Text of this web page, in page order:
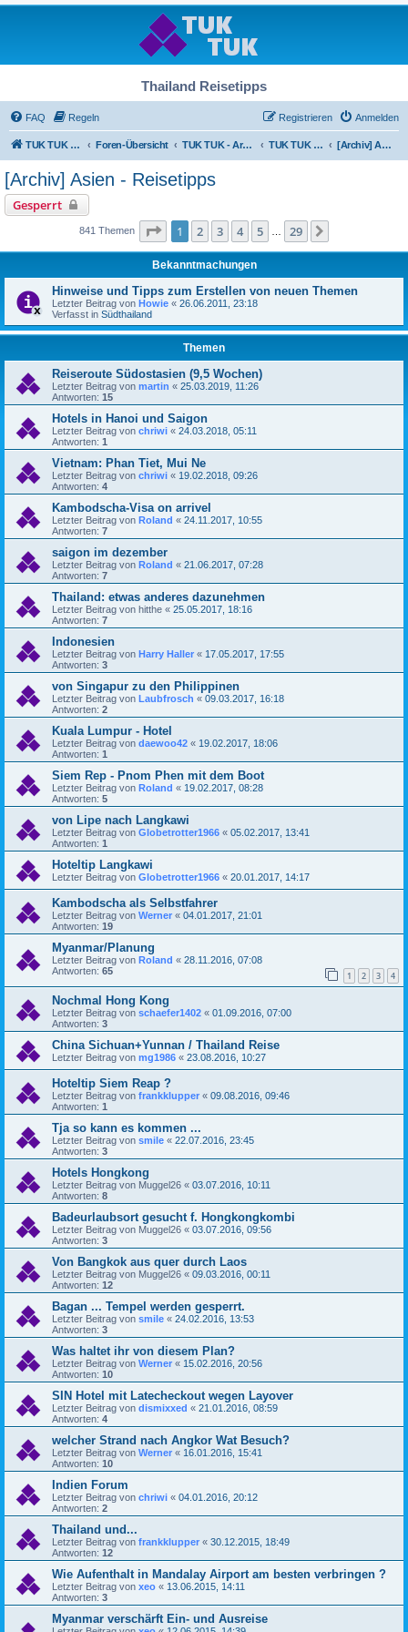
Thailand Reisetipps
FAQ Regeln Anmelden
Registrieren
TUK TUK Thailand Reisetipps Foren-Übersicht TUK TUK - Archiv TUK TUK - Archiv [Archiv] Asien - Reisetipps
[Archiv] Asien - Reisetipps
Gesperrt
841 Themen Seite 1von 29
1 2 3 4 5 29
Bekanntmachungen
Hinweise und Tipps zum Erstellen von neuen Themen
Letzter Beitrag von Howie « 26.06.2011, 23:18
Verfasst in Südthailand
Themen
Reiseroute Südostasien (9,5 Wochen)
Letzter Beitrag von martin « 25.03.2019, 11:26
Antworten: 15
Hotels in Hanoi und Saigon
Letzter Beitrag von chriwi « 24.03.2018, 05:11
Antworten: 1
Vietnam: Phan Tiet, Mui Ne
Letzter Beitrag von chriwi « 19.02.2018, 09:26
Antworten: 4
Kambodscha-Visa on arrivel
Letzter Beitrag von Roland « 24.11.2017, 10:55
Antworten: 7
saigon im dezember
Letzter Beitrag von Roland « 21.06.2017, 07:28
Antworten: 7
Thailand: etwas anderes dazunehmen
Letzter Beitrag von hitthe « 25.05.2017, 18:16
Antworten: 7
Indonesien
Letzter Beitrag von Harry Haller « 17.05.2017, 17:55
Antworten: 3
von Singapur zu den Philippinen
Letzter Beitrag von Laubfrosch « 09.03.2017, 16:18
Antworten: 2
Kuala Lumpur - Hotel
Letzter Beitrag von daewoo42 « 19.02.2017, 18:06
Antworten: 1
Siem Rep - Pnom Phen mit dem Boot
Letzter Beitrag von Roland « 19.02.2017, 08:28
Antworten: 5
von Lipe nach Langkawi
Letzter Beitrag von Globetrotter1966 « 05.02.2017, 13:41
Antworten: 1
Hoteltip Langkawi
Letzter Beitrag von Globetrotter1966 « 20.01.2017, 14:17
Kambodscha als Selbstfahrer
Letzter Beitrag von Werner « 04.01.2017, 21:01
Antworten: 19
Myanmar/Planung
Letzter Beitrag von Roland « 28.11.2016, 07:08
Antworten: 65 1 2 3 4
Nochmal Hong Kong
Letzter Beitrag von schaefer1402 « 01.09.2016, 07:00
Antworten: 3
China Sichuan+Yunnan / Thailand Reise
Letzter Beitrag von mg1986 « 23.08.2016, 10:27
Hoteltip Siem Reap ?
Letzter Beitrag von frankklupper « 09.08.2016, 09:46
Antworten: 1
Tja so kann es kommen ...
Letzter Beitrag von smile « 22.07.2016, 23:45
Antworten: 3
Hotels Hongkong
Letzter Beitrag von Muggel26 « 03.07.2016, 10:11
Antworten: 8
Badeurlaubsort gesucht f. Hongkongkombi
Letzter Beitrag von Muggel26 « 03.07.2016, 09:56
Antworten: 3
Von Bangkok aus quer durch Laos
Letzter Beitrag von Muggel26 « 09.03.2016, 00:11
Antworten: 12
Bagan ... Tempel werden gesperrt.
Letzter Beitrag von smile « 24.02.2016, 13:53
Antworten: 3
Was haltet ihr von diesem Plan?
Letzter Beitrag von Werner « 15.02.2016, 20:56
Antworten: 10
SIN Hotel mit Latecheckout wegen Layover
Letzter Beitrag von dismixxed « 21.01.2016, 08:59
Antworten: 4
welcher Strand nach Angkor Wat Besuch?
Letzter Beitrag von Werner « 16.01.2016, 15:41
Antworten: 10
Indien Forum
Letzter Beitrag von chriwi « 04.01.2016, 20:12
Antworten: 2
Thailand und...
Letzter Beitrag von frankklupper « 30.12.2015, 18:49
Antworten: 12
Wie Aufenthalt in Mandalay Airport am besten verbringen ?
Letzter Beitrag von xeo « 13.06.2015, 14:11
Antworten: 3
Myanmar verschärft Ein- und Ausreise